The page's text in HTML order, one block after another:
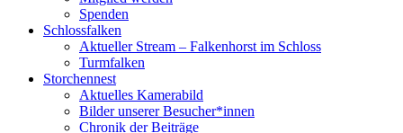
Spenden
Schlossfalken
Aktueller Stream – Falkenhorst im Schloss
Turmfalken
Storchennest
Aktuelles Kamerabild
Bilder unserer Besucher*innen
Chronik der Beiträge